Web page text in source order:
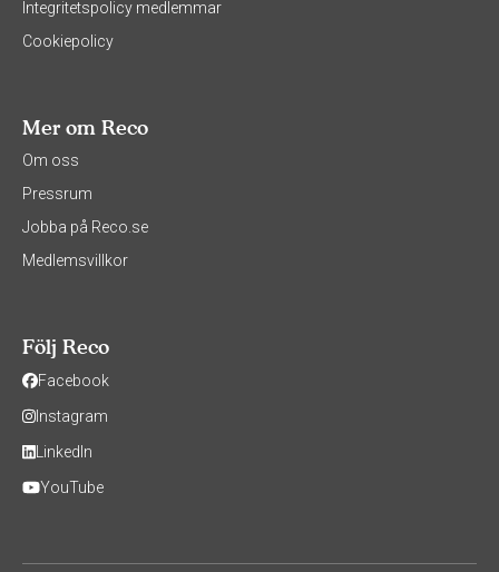
Integritetspolicy medlemmar
Cookiepolicy
Mer om Reco
Om oss
Pressrum
Jobba på Reco.se
Medlemsvillkor
Följ Reco
Facebook
Instagram
LinkedIn
YouTube